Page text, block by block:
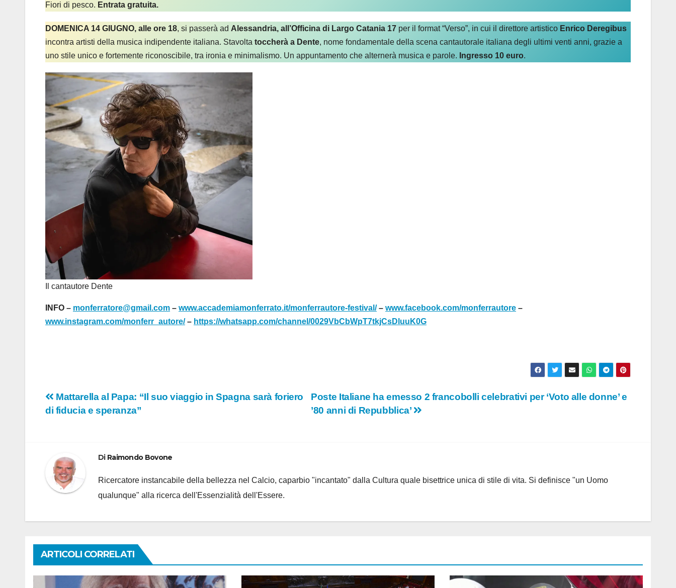
Fiori di pesco. Entrata gratuita.
DOMENICA 14 GIUGNO, alle ore 18, si passerà ad Alessandria, all’Officina di Largo Catania 17 per il format “Verso”, in cui il direttore artistico Enrico Deregibus
incontra artisti della musica indipendente italiana. Stavolta toccherà a Dente, nome fondamentale della scena cantautorale italiana degli ultimi venti anni, grazie a
uno stile unico e fortemente riconoscibile, tra ironia e minimalismo. Un appuntamento che alternerà musica e parole. Ingresso 10 euro.
Il cantautore Dente
INFO – monferratore@gmail.com – www.accademiamonferrato.it/monferrautore-festival/– www.facebook.com/monferrautore –
www.instagram.com/monferr_autore/– https://whatsapp.com/channel/0029VbCbWpT7tkjCsDluuK0G
Navigazione
Poste Italiane ha emesso 2 francobolli celebrativi per ‘Voto alle donne’ e
’80 anni di Repubblica’
Mattarella al Papa: “Il suo viaggio in Spagna sarà foriero
di fiducia e speranza”
Di Raimondo Bovone
Ricercatore instancabile della bellezza nel Calcio, caparbio "incantato" dalla Cultura quale bisettrice unica di stile di vita. Si definisce "un Uomo
qualunque" alla ricerca dell'Essenzialità dell'Essere.
ARTICOLI CORRELATI